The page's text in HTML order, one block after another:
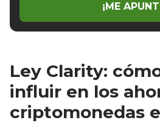
¡ME
Ley Clarity:
influir en los
criptomonedas